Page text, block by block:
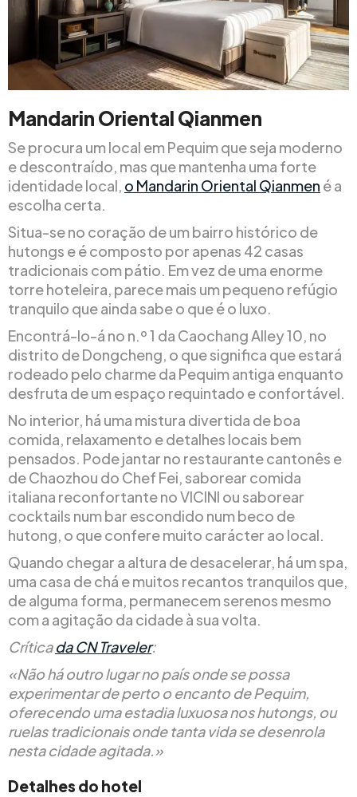
Mandarin Oriental Qianmen
Se procura um local em Pequim que seja moderno
e descontraído, mas que mantenha uma forte
identidade local, o Mandarin Oriental Qianmen é a
escolha certa.
Situa-se no coração de um bairro histórico de
hutongs e é composto por apenas 42 casas
tradicionais com pátio. Em vez de uma enorme
torre hoteleira, parece mais um pequeno refúgio
tranquilo que ainda sabe o que é o luxo.
Encontrá-lo-á no n.º 1 da Caochang Alley 10, no
distrito de Dongcheng, o que significa que estará
rodeado pelo charme da Pequim antiga enquanto
desfruta de um espaço requintado e confortável.
No interior, há uma mistura divertida de boa
comida, relaxamento e detalhes locais bem
pensados. Pode jantar no restaurante cantonês e
de Chaozhou do Chef Fei, saborear comida
italiana reconfortante no VICINI ou saborear
cocktails num bar escondido num beco de
hutong, o que confere muito carácter ao local.
Quando chegar a altura de desacelerar, há um spa,
uma casa de chá e muitos recantos tranquilos que,
de alguma forma, permanecem serenos mesmo
com a agitação da cidade à sua volta.
Críticada CN Traveler:
«Não há outro lugar no país onde se possa
experimentar de perto o encanto de Pequim,
oferecendo uma estadia luxuosa nos hutongs, ou
ruelas tradicionais onde tanta vida se desenrola
nesta cidade agitada.»
Detalhes do hotel